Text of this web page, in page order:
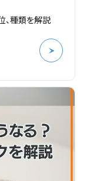
、種類を解説